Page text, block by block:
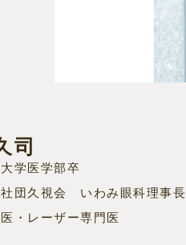
司
学医学部卒
団久視会 いわみ眼科理事長
・レーザー専門医